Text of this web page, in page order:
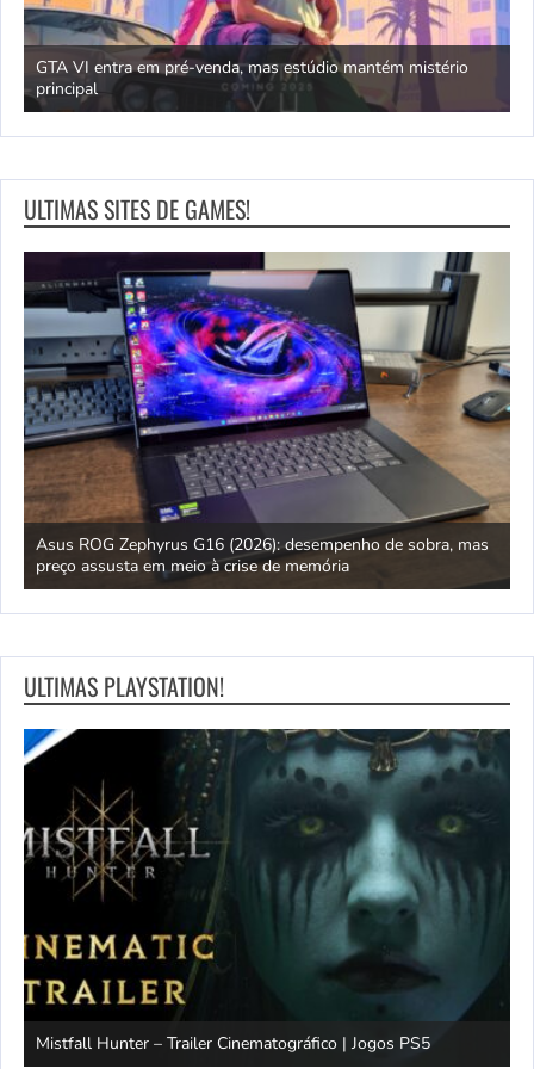
GTA VI entra em pré-venda, mas estúdio mantém mistério
principal
ULTIMAS SITES DE GAMES!
Asus ROG Zephyrus G16 (2026): desempenho de sobra, mas
preço assusta em meio à crise de memória
ULTIMAS PLAYSTATION!
Mistfall Hunter – Trailer Cinematográfico | Jogos PS5